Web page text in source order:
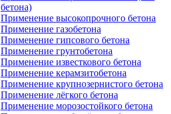
бетона)
Применение высокопрочного бетона
Применение газобетона
Применение гипсового бетона
Применение грунтобетона
Применение известкового бетона
Применение керамзитобетона
Применение крупнозернистого бетона
Применение лёгкого бетона
Применение морозостойкого бетона